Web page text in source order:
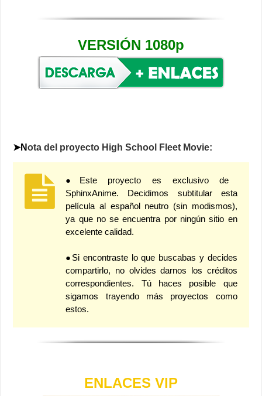
VERSIÓN 1080p
➤Nota del proyecto High School Fleet Movie:
●Este proyecto es exclusivo de
SphinxAnime. Decidimos subtitular esta
película al español neutro (sin modismos),
ya que no se encuentra por ningún sitio en
excelente calidad.
●Si encontraste lo que buscabas y decides
compartirlo, no olvides darnos los créditos
correspondientes. Tú haces posible que
sigamos trayendo más proyectos como
estos.
ENLACES VIP